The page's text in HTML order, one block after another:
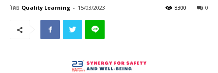
โดย Quality Learning - 15/03/2023 0
8300